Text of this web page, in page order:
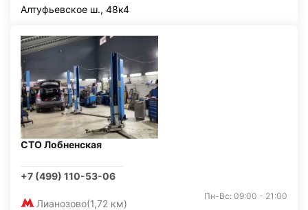
Алтуфьевское ш., 48к4
СТО Лобненская
+7 (499) 110-53-06
Лианозово(1,72 км)
Пн-Вс: 09:00 - 21:00